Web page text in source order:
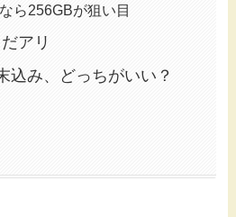
ら256GBが狙い目
アリ
込み、どっちがいい？